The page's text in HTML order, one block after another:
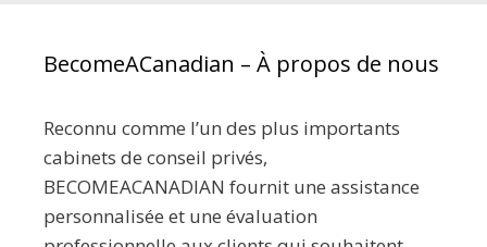
BecomeACanadian – À propos de nous
Reconnu comme l’un des plus importants
cabinets de conseil privés,
BECOMEACANADIAN fournit une assistance
personnalisée et une évaluation